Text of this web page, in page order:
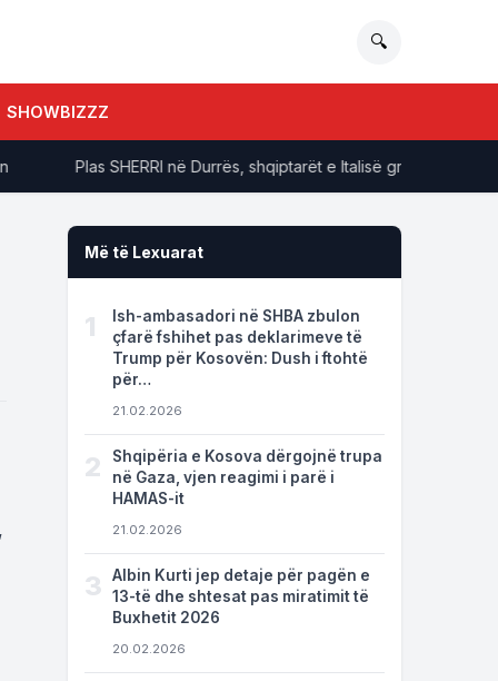
🔍
SHOWBIZZZ
Plas SHERRI në Durrës, shqiptarët e Italisë grushtohen në
Më të Lexuarat
1
Ish-ambasadori në SHBA zbulon
çfarë fshihet pas deklarimeve të
Trump për Kosovën: Dush i ftohtë
për…
21.02.2026
2
Shqipëria e Kosova dërgojnë trupa
në Gaza, vjen reagimi i parë i
HAMAS-it
21.02.2026
3
Albin Kurti jep detaje për pagën e
13-të dhe shtesat pas miratimit të
Buxhetit 2026
20.02.2026